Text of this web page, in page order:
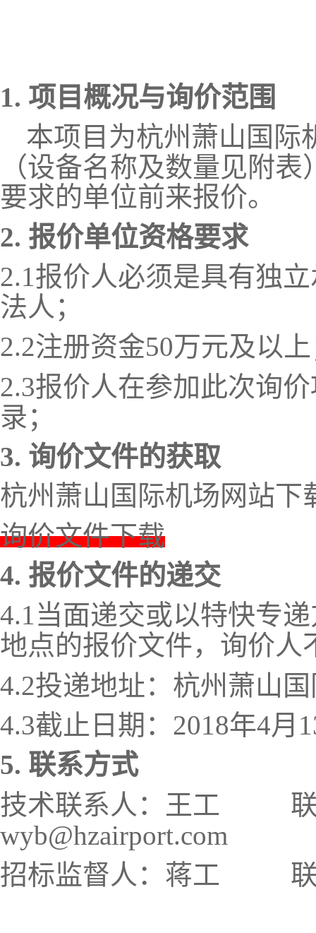
1. 项目概况与询价范围
本项目为杭州萧山国际
（设备名称及数量见附表
要求的单位前来报价。
2. 报价单位资格要求
2.1报价人必须是具有独
法人；
2.2注册资金50万元及以
2.3报价人在参加此次询
录；
3. 询价文件的获取
杭州萧山国际机场网站下
询价文件下载
4. 报价文件的递交
4.1 当面递交或以特快专
地点的报价文件，询价人
4.2投递地址：杭州萧山
4.3截止日期： 2018年4月
5. 联系方式
技术联系人：王工
wyb@hzairport.com
招标监督人：蒋工